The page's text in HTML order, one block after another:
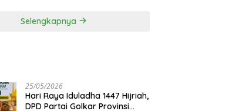
Selengkapnya
25/05/2026
Hari Raya Iduladha 1447 Hijriah,
DPD Partai Golkar Provinsi